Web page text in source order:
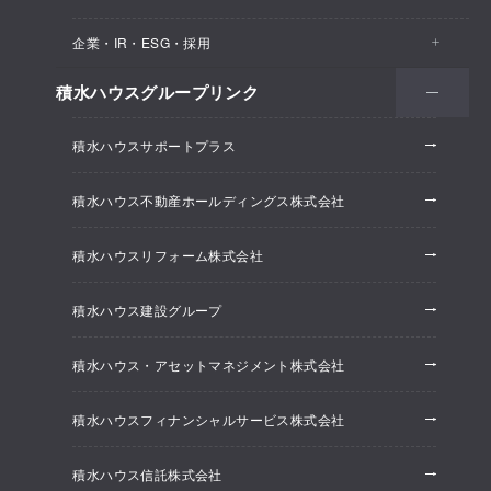
保育所・教育支援施設
オフィス・事務所
建築実例
オフィス系開発事業
ホテル系開発事業
大規模開発事業
賃貸マンション開発事業
企業・IR・ESG・採用
会社情報
株主・投資家情報
ESG経営
研究開発
採用情報
ニュースリリース
積水ハウスグループリンク
積水ハウスサポートプラス
積水ハウス不動産ホールディングス株式会社
積水ハウスリフォーム株式会社
積水ハウス建設グループ
積水ハウス・アセットマネジメント株式会社
積水ハウスフィナンシャルサービス株式会社
積水ハウス信託株式会社